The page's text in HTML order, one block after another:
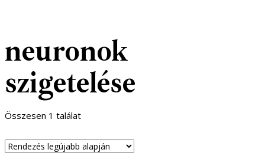
neuronok
szigetelése
Összesen 1 találat